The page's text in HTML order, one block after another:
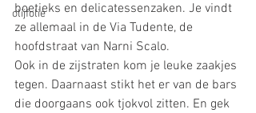
olijfolie
boetieks en delicatessenzaken. Je vindt
ze allemaal in de Via Tudente, de
hoofdstraat van Narni Scalo.
Ook in de zijstraten kom je leuke zaakjes
tegen. Daarnaast stikt het er van de bars
die doorgaans ook tjokvol zitten. En gek